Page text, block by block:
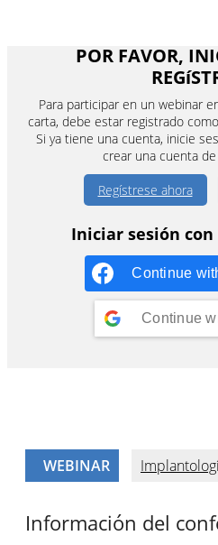
POR FAVOR,
Para participar en un webinar
carta, debe estar registrado
Si ya tiene una cuenta, inicie
crear una cuenta
Regístrese ahora
Iniciar sesión
Continue
Continue
WEBINAR
Información del